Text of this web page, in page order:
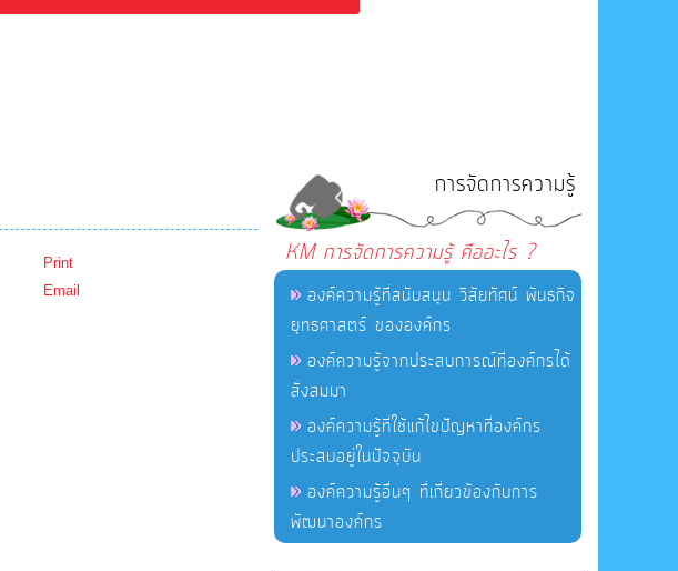
Print
Email
การจัดการความรู้
KM การจัดการความรู้ คืออะไร ?
องค์ความรู้ที่สนับสนุน วิสัยทัศน์ พันธกิจ
ยุทธศาสตร์ ขององค์กร
องค์ความรู้จากประสบการณ์ที่องค์กรได้
สั่งสมมา
องค์ความรู้ที่ใช้แก้ไขปัญหาที่องค์กร
ประสบอยู่ในปัจจุบัน
องค์ความรู้อื่นๆ ที่เกี่ยวข้องกับการ
พัฒนาองค์กร